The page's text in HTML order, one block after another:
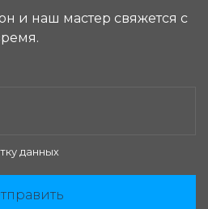
и наш мастер свяжется с
данных